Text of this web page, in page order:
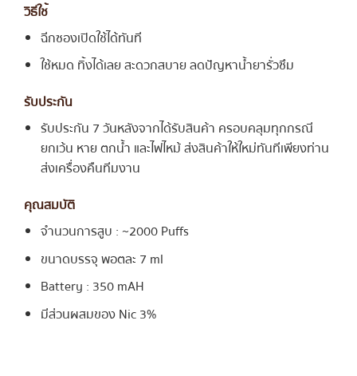
วิธีใช้
ฉีกซองเปิดใช้ได้ทันที
ใช้หมด ทิ้งได้เลย สะดวกสบาย ลดปัญหาน้ำยารั่วซึม
รับประกัน
รับประกัน 7 วันหลังจากได้รับสินค้า ครอบคลุมทุกกรณี
ยกเว้น หาย ตกน้ำ และไฟไหม้ ส่งสินค้าให้ใหม่ทันทีเพียงท่าน
ส่งเครื่องคืนทีมงาน
คุณสมบัติ
จำนวนการสูบ : ~2000 Puffs
ขนาดบรรจุ พอตละ 7 ml
Battery : 350 mAH
มีส่วนผสมของ Nic 3%